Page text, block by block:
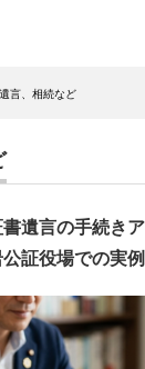
遺言、相続など
遺言の手続き
公証役場での実